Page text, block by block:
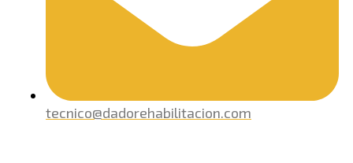
tecnico@dadorehabilitacion.com